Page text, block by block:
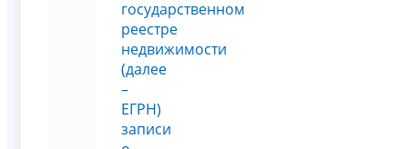
государственном
реестре
недвижимости
(далее
–
ЕГРН)
записи